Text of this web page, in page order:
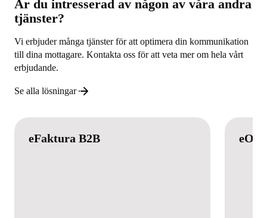
Är du intresserad av någon av våra andra
tjänster?
Vi erbjuder många tjänster för att optimera din kommunikation
till dina mottagare. Kontakta oss för att veta mer om hela vårt
erbjudande.
Se alla lösningar
eFaktura B2B